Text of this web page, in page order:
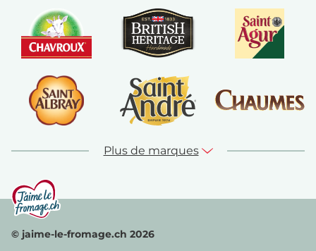
Plus de marques
© jaime-le-fromage.ch 2026